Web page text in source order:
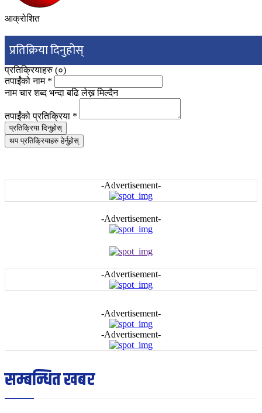
आक्रोशित
प्रतिक्रिया दिनुहोस्
प्रतिक्रियाहरु (०)
तपाईंको नाम *
नाम चार शब्द भन्दा बढि लेख्न मिल्दैन
तपाईंको प्रतिक्रिया *
प्रतिक्रिया दिनुहोस्
थप प्रतिक्रियाहरु हेर्नुहोस्
-Advertisement-
-Advertisement-
-Advertisement-
-Advertisement-
-Advertisement-
सम्बन्धित खबर